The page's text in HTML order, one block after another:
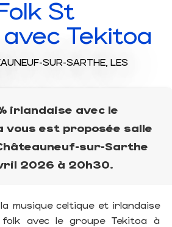
St
Tekitoa
SUR-SARTHE, LES
irlandaise avec le
vous est proposée salle
sur-Sarthe
2026 à 20h30.
musique celtique et irlandaise
avec le groupe Tekitoa à